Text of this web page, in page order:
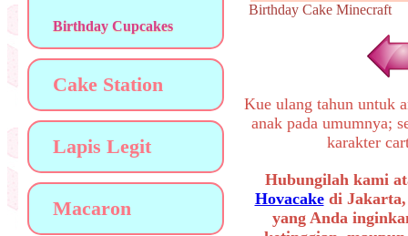
Birthday Cupcakes
Cake Station
Lapis Legit
Macaron
Birthday Cake
Kue ulang tahun untuk
anak pada umumnya;
karakter
Hubungilah kami
Hovacakedi Jakarta,
yang Anda